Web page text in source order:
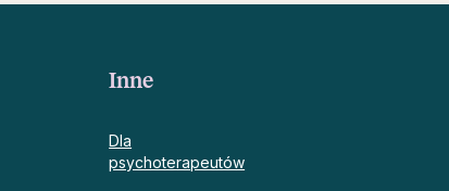
Inne
Dla
psychoterapeutów